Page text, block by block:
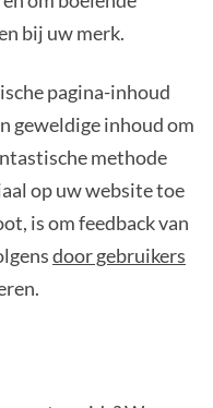
bij uw merk.
pagina-inhoud
geweldige inhoud om
methode
op uw website toe
is om feedback van
door gebruikers